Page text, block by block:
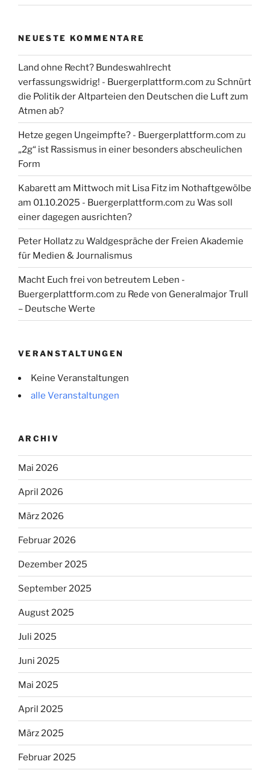
NEUESTE KOMMENTARE
Land ohne Recht? Bundeswahlrecht
verfassungswidrig! - Buergerplattform.com zu Schnürt
die Politik der Altparteien den Deutschen die Luft zum
Atmen ab?
Hetze gegen Ungeimpfte? - Buergerplattform.com zu
„2g“ ist Rassismus in einer besonders abscheulichen
Form
Kabarett am Mittwoch mit Lisa Fitz im Nothaftgewölbe
am 01.10.2025 - Buergerplattform.com zu Was soll
einer dagegen ausrichten?
Peter Hollatzzu Waldgespräche der Freien Akademie
für Medien & Journalismus
Macht Euch frei von betreutem Leben -
Buergerplattform.com zu Rede von Generalmajor Trull
– Deutsche Werte
VERANSTALTUNGEN
Keine Veranstaltungen
alle Veranstaltungen
ARCHIV
Mai 2026
April 2026
März 2026
Februar 2026
Dezember 2025
September 2025
August 2025
Juli 2025
Juni 2025
Mai 2025
April 2025
März 2025
Februar 2025